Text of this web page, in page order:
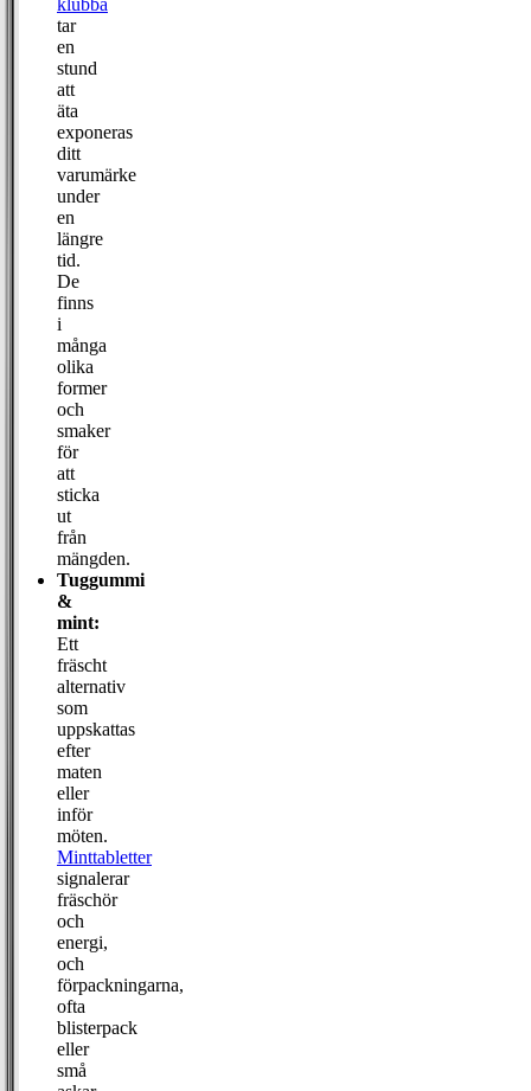
tar
en
stund
att
äta
exponeras
ditt
varumärke
under
en
längre
tid.
De
finns
i
många
olika
former
och
smaker
för
att
sticka
ut
från
mängden.
Tuggummi
&
mint:
Ett
fräscht
alternativ
som
uppskattas
efter
maten
eller
inför
möten.
Minttabletter
signalerar
fräschör
och
energi,
och
förpackningarna,
ofta
blisterpack
eller
små